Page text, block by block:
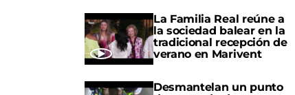
La Familia Real reúne a
la sociedad balear en la
tradicional recepción de
verano en Marivent
Desmantelan un punto